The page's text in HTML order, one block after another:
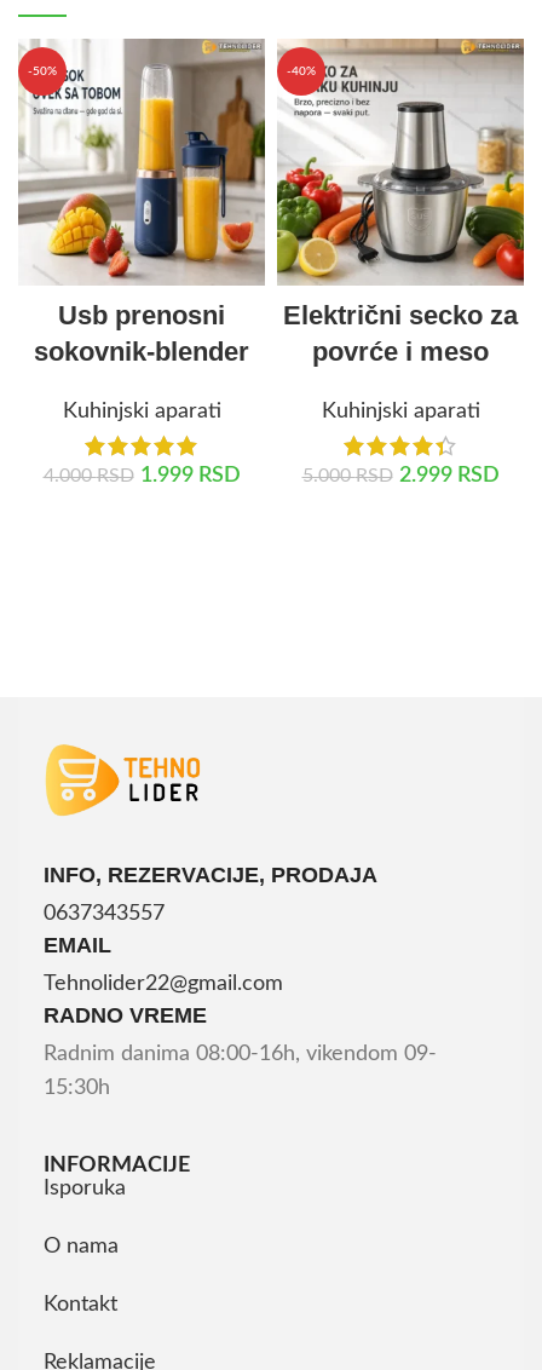
-50%
Usb prenosni
sokovnik-blender
Kuhinjski aparati
4.000RSD 1.999 RSD
-40%
Električni secko za
povrće i meso
Kuhinjski aparati
5.000RSD 2.999 RSD
INFO, REZERVACIJE, PRODAJA
0637343557
EMAIL
Tehnolider22@gmail.com
RADNO VREME
Radnim danima 08:00-16h, vikendom 09-
15:30h
INFORMACIJE
Isporuka
O nama
Kontakt
Reklamacije